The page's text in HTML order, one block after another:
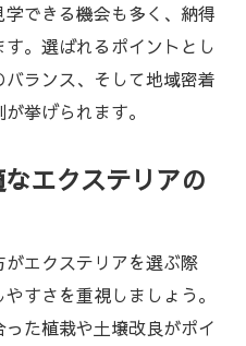
を体験できる展示場活
たいエクステリアのポ
ステリア比較術
ア業者選びで注意すべ
できる機会も多く、納得
。選ばれるポイントとし
ランス、そして地域密着
挙げられます。
エクステリアの
エクステリアを選ぶ際
すさを重視しましょう。
た植栽や土壌改良がポイ